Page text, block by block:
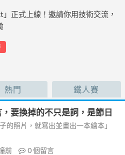
正式上線！邀請你用技術交流，
熱門 鐵人賽
要換掉的不只是詞，是節日
的照片，就寫出並畫出一本繪本」
前 0個留言